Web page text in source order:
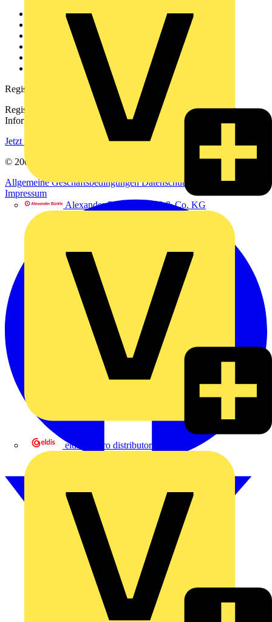
Alexander Bürkle GmbH & Co. KG
eldis electro distributor GmbH
Weitere Links
Downloadbereich (PDFs)
Häufig gestellte Fragen
voltimum.com
Registrierung
Registrieren Sie sich kostenlos und erhalten Sie stets aktuelle
Informationen aus der Elektroindustrie.
Jetzt registrieren
© 2002-
Allgemeine GeschäftsbedingungenDatenschutzerklärung
Impressum